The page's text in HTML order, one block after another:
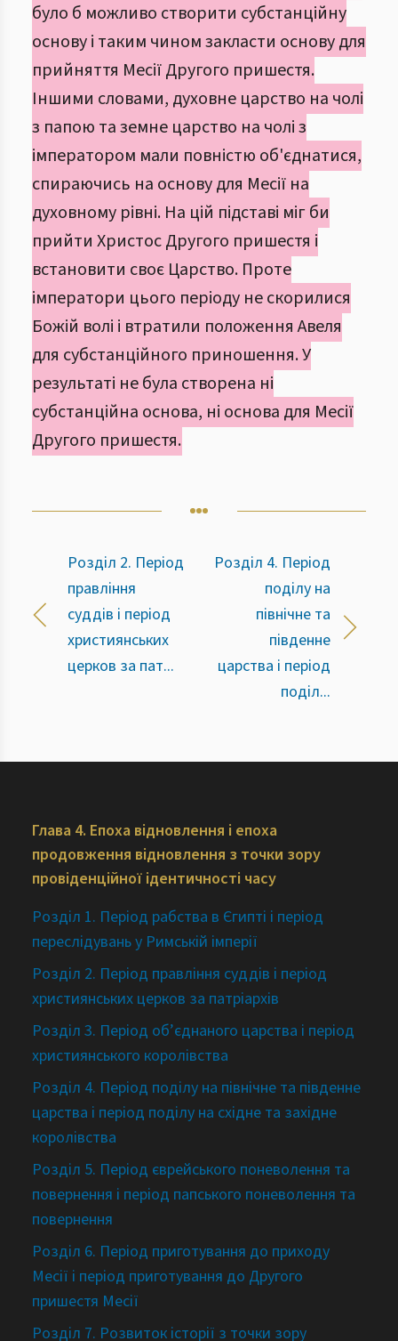
було б можливо створити субстанційну
основу і таким чином закласти основу для
прийняття Месії Другого пришестя.
Іншими словами, духовне царство на чолі
з папою та земне царство на чолі з
імператором мали повністю об'єднатися,
спираючись на основу для Месії на
духовному рівні. На цій підставі міг би
прийти Христос Другого пришестя і
встановити своє Царство. Проте
імператори цього періоду не скорилися
Божій волі і втратили положення Авеля
для субстанційного приношення. У
результаті не була створена ні
субстанційна основа, ні основа для Месії
Другого пришестя.
Розділ 2. Період
правління
суддів і період
християнських
церков за пат...
Розділ 4. Період
поділу на
північне та
південне
царства і період
поділ...
Глава 4. Епоха відновлення і епоха
продовження відновлення з точки зору
провіденційної ідентичності часу
Розділ 1. Період рабства в Єгипті і період
переслідувань у Римській імперії
Розділ 2. Період правління суддів і період
християнських церков за патріархів
Розділ 3. Період об’єднаного царства і період
християнського королівства
Розділ 4. Період поділу на північне та південне
царства і період поділу на східне та західне
королівства
Розділ 5. Період єврейського поневолення та
повернення і період папського поневолення та
повернення
Розділ 6. Період приготування до приходу
Месії і період приготування до Другого
пришестя Месії
Розділ 7. Розвиток історії з точки зору